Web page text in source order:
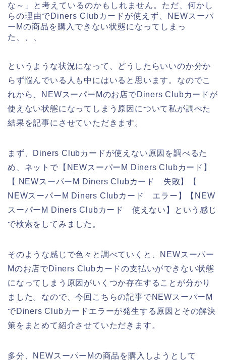
な～」と考えているのかもしれません。ただ、何かし
らの理由でDiners Clubカードが使えず、NEWスーパ
ーMの商品を購入できない状態になってしまっ
た、、、
というような状況になって、どうしたらいいのか分か
らず悩んでいる人も中にはいると思います。なのでこ
れから、NEWスーパーMのお店でDiners Clubカードが
使えない状態になってしまう原因について私が調べた
結果を記事にさせていただきます。
まず、Diners Clubカードが使えない原因を調べるた
め、ネットで【NEWスーパーM Diners Clubカード】
【 NEWスーパーM Diners Clubカード 失敗】【
NEWスーパーM Diners Clubカード エラー】【NEW
スーパーM Diners Clubカード 使えない】という感じ
で検索をしてみました。
そのような感じで色々と調べていくと、NEWスーパー
Mのお店でDiners Clubカードの支払いができない状態
になってしまう原因がいくつか存在することが分かり
ました。なので、今回こちらの記事でNEWスーパーM
でDiners Clubカードエラーが発生する原因とその解決
策をまとめて紹介させていただきます。
多分、NEWスーパーMの商品を購入しようとして